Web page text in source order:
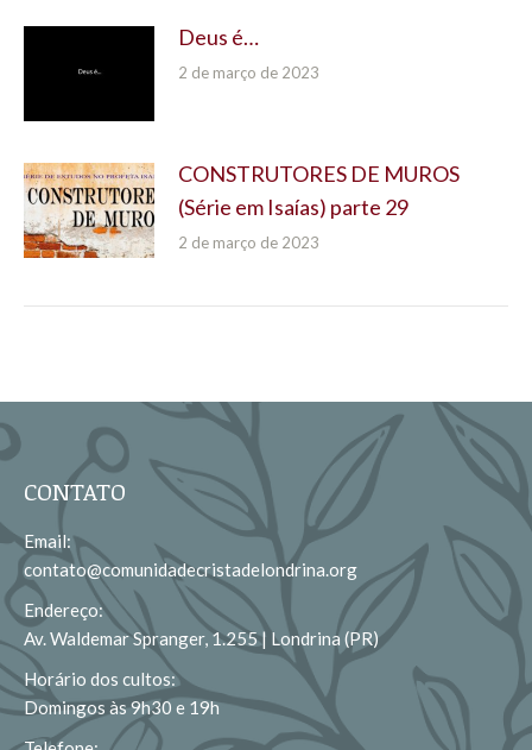
Deus é…
2 de março de 2023
CONSTRUTORES DE MUROS
(Série em Isaías) parte 29
2 de março de 2023
CONTATO
Email:
contato@comunidadecristadelondrina.org
Endereço:
Av. Waldemar Spranger, 1.255 | Londrina (PR)
Horário dos cultos:
Domingos às 9h30 e 19h